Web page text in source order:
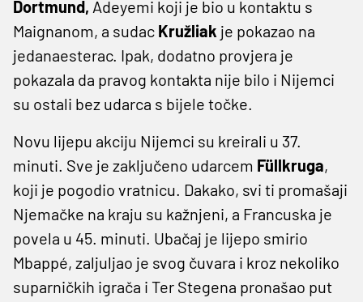
Dortmund, Adeyemi koji je bio u kontaktu s
Maignanom, a sudac Kružliak je pokazao na
jedanaesterac. Ipak, dodatno provjera je
pokazala da pravog kontakta nije bilo i Nijemci
su ostali bez udarca s bijele točke.
Novu lijepu akciju Nijemci su kreirali u 37.
minuti. Sve je zaključeno udarcem Füllkruga,
koji je pogodio vratnicu. Dakako, svi ti promašaji
Njemačke na kraju su kažnjeni, a Francuska je
povela u 45. minuti. Ubačaj je lijepo smirio
Mbappé, zaljuljao je svog čuvara i kroz nekoliko
suparničkih igrača i Ter Stegena pronašao put